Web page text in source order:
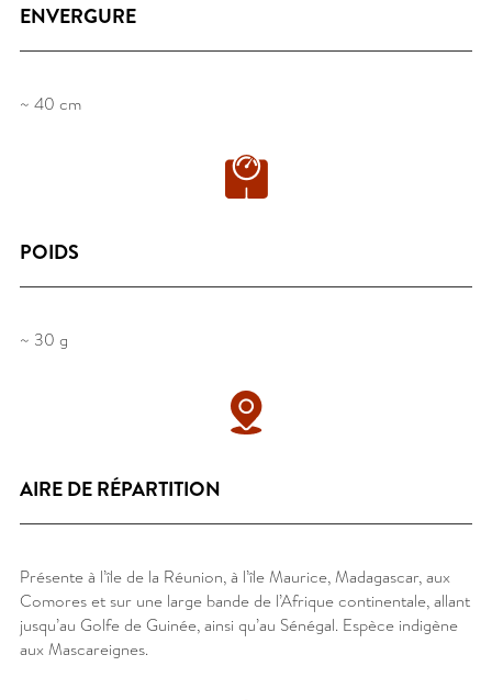
ENVERGURE
~ 40 cm
POIDS
~ 30 g
AIRE DE RÉPARTITION
Présente à l’île de la Réunion, à l’île Maurice, Madagascar, aux
Comores et sur une large bande de l’Afrique continentale, allant
jusqu’au Golfe de Guinée, ainsi qu’au Sénégal. Espèce indigène
aux Mascareignes.